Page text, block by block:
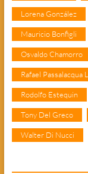
Lorena González
Mauricio Bonfigli
Osvaldo Chamorro
Rafael Passalacqua
Rodolfo Estequin
Tony Del Greco
Walter Di Nucci